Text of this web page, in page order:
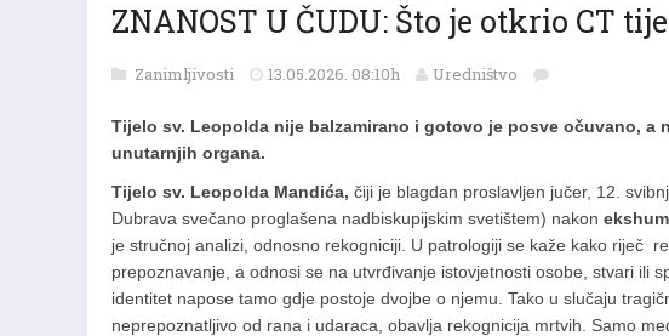
ZNANOST U ČUDU: Što je otkrio CT
Zanimljivosti 13.05.2026. 08:10h Uredništvo
Tijelo sv. Leopolda nije balzamirano i gotovo je posve očuvano, a
unutarnjih organa.
Tijelo sv. Leopolda Mandića, čiji je blagdan proslavljen jučer, 12.
Dubrava svečano proglašena nadbiskupijskim svetištem) nakon
je stručnoj analizi, odnosno rekogniciji. U patrologiji se kaže kako riječ
prepoznavanje, a odnosi se na utvrđivanje istovjetnosti osobe, stvari ili
identitet napose tamo gdje postoje dvojbe o njemu. Tako u slučaju
neprepoznatljivo od rana i udaraca, obavlja rekognicija mrtvih. Samo